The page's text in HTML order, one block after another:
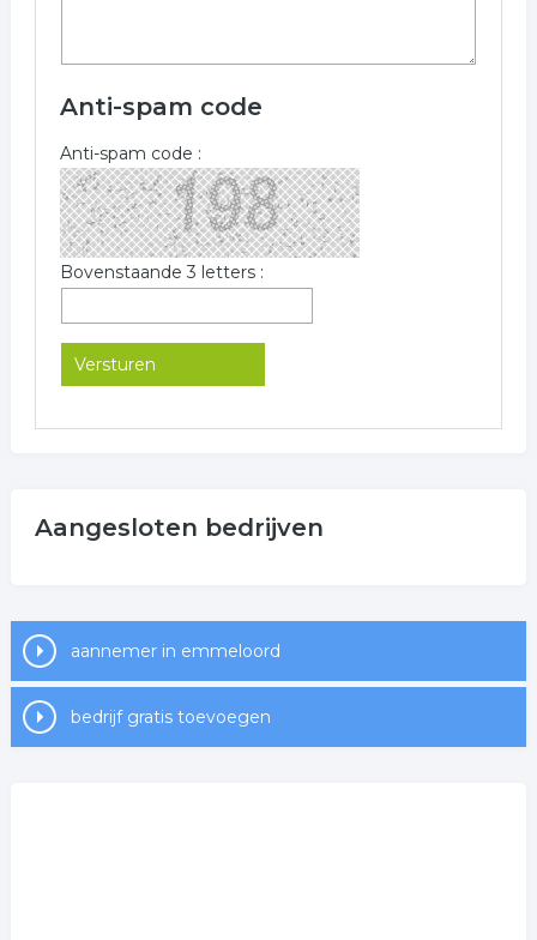
Anti-spam code
Anti-spam code :
Bovenstaande 3 letters :
Aangesloten bedrijven
aannemer in emmeloord
bedrijf gratis toevoegen